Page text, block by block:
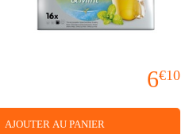
6€10
AJOUTER AU PANIER